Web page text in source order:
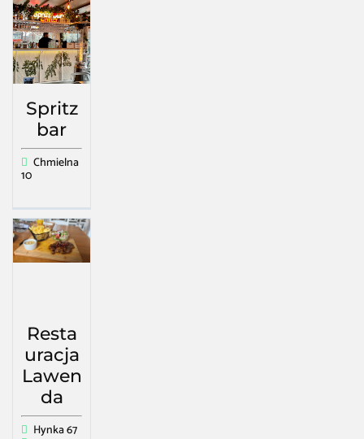
Spritz
bar
Chmielna
10
Resta
uracja
Lawen
da
Hynka 67